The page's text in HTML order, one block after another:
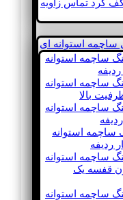
گرد تماس زاویه
ساچمه استوانه ای
ساچمه استوانه
ساچمه استوانه
بالا
ساچمه استوانه
ساچمه استوانه
ردیفه
ساچمه استوانه
قفسه یک
ساچمه استوانه